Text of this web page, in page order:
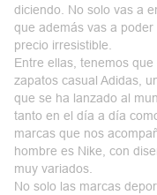
diciendo. No solo vas a
que además vas a
precio irresistible.
Entre ellas, tenemos
zapatos casual Adidas ,
que se ha lanzado al
tanto en el día a día
marcas que nos
hombre es Nike, con
muy variados.
No solo las marcas